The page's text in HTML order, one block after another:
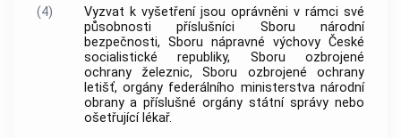
(4)
Vyzvat k vyšetření jsou oprávněni v rámci své
působnosti příslušníci Sboru národní
bezpečnosti, Sboru nápravné výchovy České
socialistické republiky, Sboru ozbrojené
ochrany železnic, Sboru ozbrojené ochrany
letišť, orgány federálního ministerstva národní
obrany a příslušné orgány státní správy nebo
ošetřující lékař.